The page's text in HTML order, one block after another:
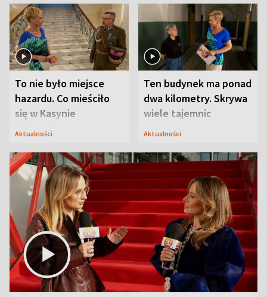
To nie było miejsce
hazardu. Co mieściło
się w Kasynie
Oficerskim?
Aktualności
Ten budynek ma ponad
dwa kilometry. Skrywa
wiele tajemnic
Aktualności